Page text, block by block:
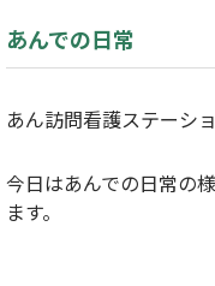
あんでの日常
あん訪問看護ステーシ
今日はあんでの日常の
ます。